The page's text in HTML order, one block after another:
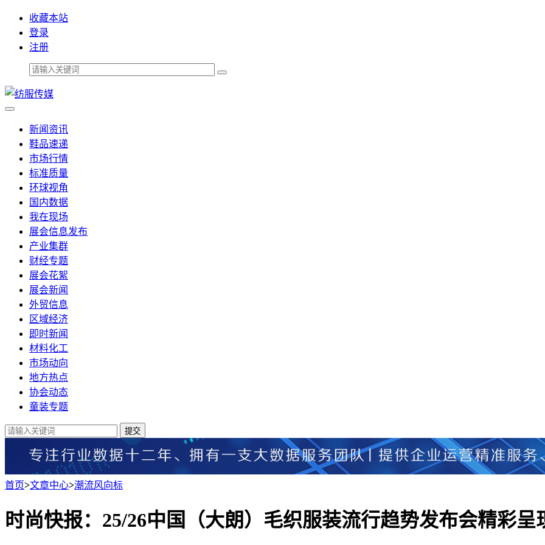
收藏本站
登录
注册
新闻资讯
鞋品速递
市场行情
标准质量
环球视角
国内数据
我在现场
展会信息发布
产业集群
财经专题
展会花絮
展会新闻
外贸信息
区域经济
即时新闻
材料化工
市场动向
地方热点
协会动态
童装专题
提交
首页>文章中心>潮流风向标
时尚快报：25/26中国（大朗）毛织服装流行趋势发布会精彩呈